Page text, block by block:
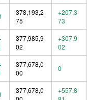
378,193,2
75
+207,3
73
377,985,9
02
+307,9
02
377,678,0
00
0
377,678,0
+557,8